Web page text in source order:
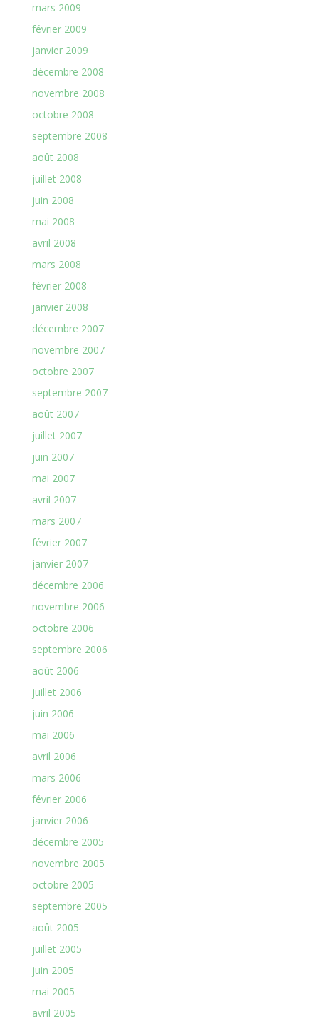
mars 2009
février 2009
janvier 2009
décembre 2008
novembre 2008
octobre 2008
septembre 2008
août 2008
juillet 2008
juin 2008
mai 2008
avril 2008
mars 2008
février 2008
janvier 2008
décembre 2007
novembre 2007
octobre 2007
septembre 2007
août 2007
juillet 2007
juin 2007
mai 2007
avril 2007
mars 2007
février 2007
janvier 2007
décembre 2006
novembre 2006
octobre 2006
septembre 2006
août 2006
juillet 2006
juin 2006
mai 2006
avril 2006
mars 2006
février 2006
janvier 2006
décembre 2005
novembre 2005
octobre 2005
septembre 2005
août 2005
juillet 2005
juin 2005
mai 2005
avril 2005